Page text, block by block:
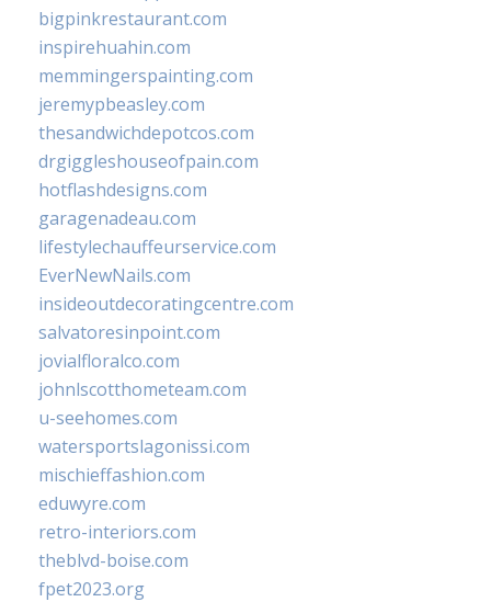
bigpinkrestaurant.com
inspirehuahin.com
memmingerspainting.com
jeremypbeasley.com
thesandwichdepotcos.com
drgiggleshouseofpain.com
hotflashdesigns.com
garagenadeau.com
lifestylechauffeurservice.com
EverNewNails.com
insideoutdecoratingcentre.com
salvatoresinpoint.com
jovialfloralco.com
johnlscotthometeam.com
u-seehomes.com
watersportslagonissi.com
mischieffashion.com
eduwyre.com
retro-interiors.com
theblvd-boise.com
fpet2023.org